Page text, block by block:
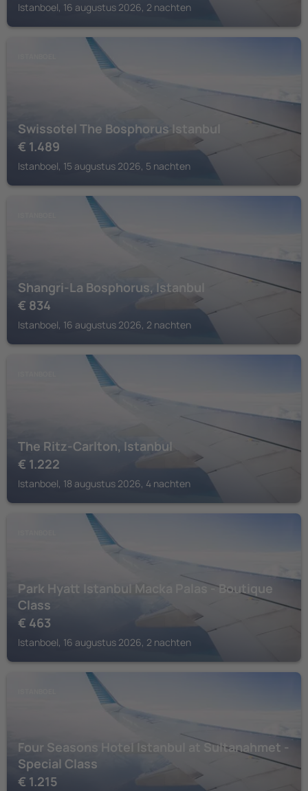
Istanboel, 16 augustus 2026, 2 nachten
Swissotel The Bosphorus Istanbul
€ 1.489
Istanboel, 15 augustus 2026, 5 nachten
Shangri-La Bosphorus, Istanbul
€ 834
Istanboel, 16 augustus 2026, 2 nachten
The Ritz-Carlton, Istanbul
€ 1.222
Istanboel, 18 augustus 2026, 4 nachten
Park Hyatt Istanbul Macka Palas - Boutique
Class
€ 463
Istanboel, 16 augustus 2026, 2 nachten
Four Seasons Hotel Istanbul at Sultanahmet -
Special Class
€ 1.215